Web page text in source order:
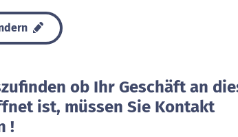
ob Ihr Geschäft an
ist, müssen Sie Kontakt
!